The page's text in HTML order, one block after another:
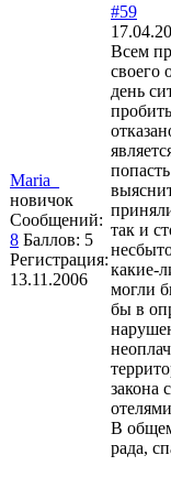
Maria_
новичок
Сообщений:
8 Баллов: 5
Регистрация:
13.11.2006
#59
Всем
своего
день
так и
какие-
могли
бы в
закона
В
рада,